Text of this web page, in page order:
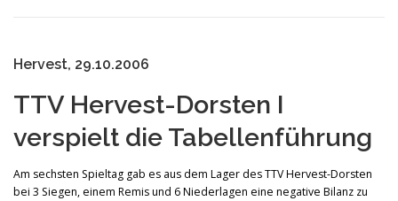
SOCIAL MEDIA TT-NEWS
Hervest, 29.10.2006
TTV Hervest-Dorsten I
verspielt die Tabellenführung
Am sechsten Spieltag gab es aus dem Lager des TTV Hervest-Dorsten
bei 3 Siegen, einem Remis und 6 Niederlagen eine negative Bilanz zu